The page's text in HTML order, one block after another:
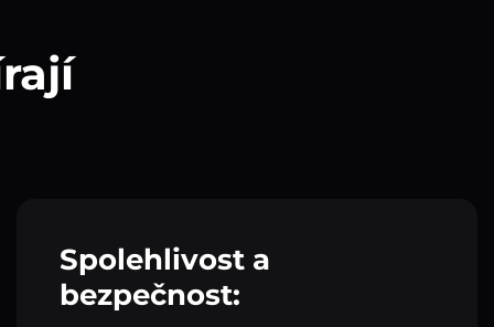
Spolehlivost a
bezpečnost: